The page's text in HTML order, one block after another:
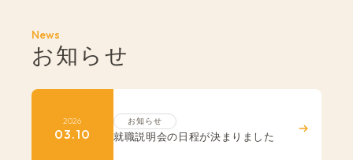
News
お知らせ
2026
03.10
お知らせ
就職説明会の日程が決まりました